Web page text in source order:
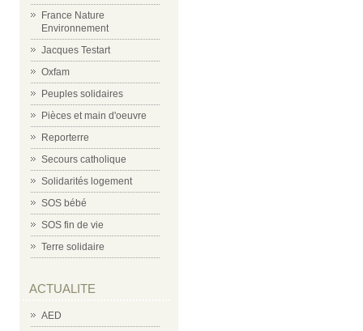
France Nature
Environnement
Jacques Testart
Oxfam
Peuples solidaires
Pièces et main d'oeuvre
Reporterre
Secours catholique
Solidarités logement
SOS bébé
SOS fin de vie
Terre solidaire
ACTUALITE
AED